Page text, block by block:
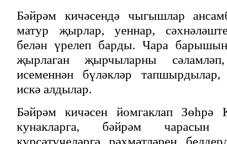
Бәйрәм кичәсендә чыгышлар
матур җырлар, уеннар,
белән үрелеп барды. Чара
җырлаган җырчыларны
исеменнән бүләкләр тапшырдылар,
искә алдылар.
Бәйрәм кичәсен йомгаклап Зөһрә
кунакларга, бәйрәм чарасын
күрсәтүчеләргә рәхмәтләрен